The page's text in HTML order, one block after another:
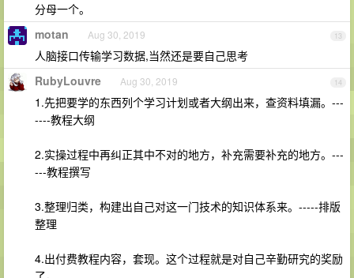
分母一个。
13
motan Aug 30, 2019
人脑接口传输学习数据,当然还是要自己思考
14
RubyLouvre Aug 30, 2019
1.先把要学的东西列个学习计划或者大纲出来，查资料填漏。---
----教程大纲
2.实操过程中再纠正其中不对的地方，补充需要补充的地方。---
---教程撰写
3.整理归类，构建出自己对这一门技术的知识体系来。-----排版
整理
4.出付费教程内容，套现。这个过程就是对自己辛勤研究的奖励